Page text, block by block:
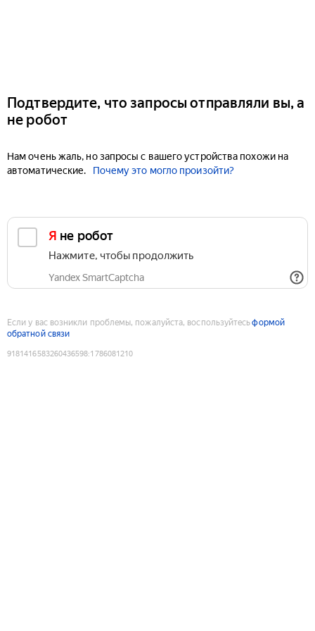
Подтвердите, что запросы отправляли вы, а
не робот
Нам очень жаль, но запросы с вашего устройства похожи на
автоматические.
Почему это могло произойти?
Я не робот
Нажмите, чтобы продолжить
Yandex SmartCaptcha
Если у вас возникли проблемы, пожалуйста, воспользуйтесьформой
обратной связи
9181416583260436598:1786081210